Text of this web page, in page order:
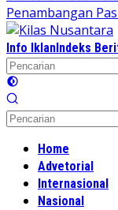
Penambangan
Info IklanIndeks
Home
Advetorial
Internasional
Nasional